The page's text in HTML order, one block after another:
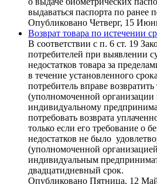
выдаваться паспорта по ранее
Опубликовано Четверг, 15
Возврат товара по истечении
В соответствии с п. 6 ст. 19
потребителей при выявлении
недостатков товара за
в течение установленного
потребитель вправе
(уполномоченной
индивидуальному
потребовать возврата
только если его требование о
недостатков не было
(уполномоченной
индивидуальным
двадцатидневный срок.
Опубликовано Пятница, 12